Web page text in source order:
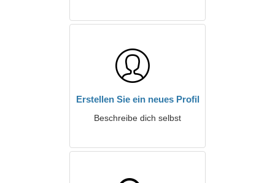
Erstellen Sie ein neues Profil
Beschreibe dich selbst